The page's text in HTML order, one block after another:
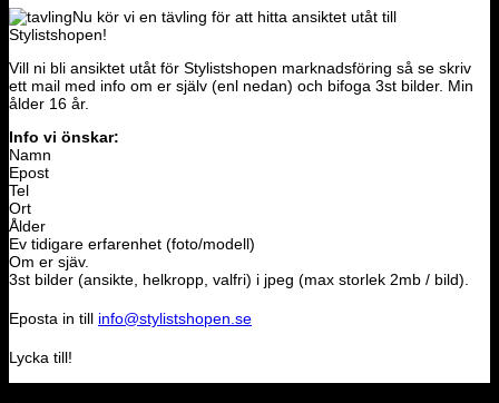
Nu kör vi en tävling för att hitta ansiktet utåt till
Stylistshopen!
Vill ni bli ansiktet utåt för Stylistshopen marknadsföring så se skriv
ett mail med info om er själv (enl nedan) och bifoga 3st bilder. Min
ålder 16 år.
Info vi önskar:
Namn
Epost
Tel
Ort
Ålder
Ev tidigare erfarenhet (foto/modell)
Om er sjäv.
3st bilder (ansikte, helkropp, valfri) i jpeg (max storlek 2mb / bild).
Eposta in till info@stylistshopen.se
Lycka till!